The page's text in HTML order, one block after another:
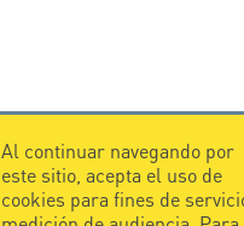
Al continuar navegando por
este sitio, acepta el uso de
cookies para fines de